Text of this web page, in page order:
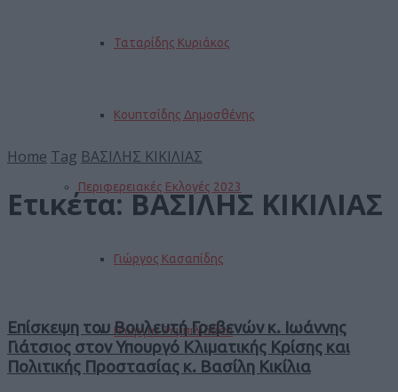
Ταταρίδης Κυριάκος
Κουπτσίδης Δημοσθένης
Περιφερειακές Εκλογές 2023
Γιώργος Κασαπίδης
Γεωργία Ζεμπιλιάδου
Home Tag ΒΑΣΙΛΗΣ ΚΙΚΙΛΙΑΣ
Ετικέτα:ΒΑΣΙΛΗΣ ΚΙΚΙΛΙΑΣ
Επίσκεψη του Βουλευτή Γρεβενών κ. Ιωάννης
Γιάτσιος στον Υπουργό Κλιματικής Κρίσης και
Πολιτικής Προστασίας κ. Βασίλη Κικίλια